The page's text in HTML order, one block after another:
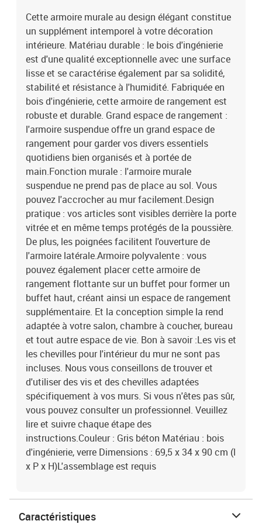
Cette armoire murale au design élégant constitue
un supplément intemporel à votre décoration
intérieure. Matériau durable : le bois d'ingénierie
est d'une qualité exceptionnelle avec une surface
lisse et se caractérise également par sa solidité,
stabilité et résistance à l'humidité. Fabriquée en
bois d'ingénierie, cette armoire de rangement est
robuste et durable. Grand espace de rangement :
l'armoire suspendue offre un grand espace de
rangement pour garder vos divers essentiels
quotidiens bien organisés et à portée de
main.Fonction murale : l'armoire murale
suspendue ne prend pas de place au sol. Vous
pouvez l'accrocher au mur facilement.Design
pratique : vos articles sont visibles derrière la porte
vitrée et en même temps protégés de la poussière.
De plus, les poignées facilitent l'ouverture de
l'armoire latérale.Armoire polyvalente : vous
pouvez également placer cette armoire de
rangement flottante sur un buffet pour former un
buffet haut, créant ainsi un espace de rangement
supplémentaire. Et la conception simple la rend
adaptée à votre salon, chambre à coucher, bureau
et tout autre espace de vie. Bon à savoir :Les vis et
les chevilles pour l'intérieur du mur ne sont pas
incluses. Nous vous conseillons de trouver et
d'utiliser des vis et des chevilles adaptées
spécifiquement à vos murs. Si vous n'êtes pas sûr,
vous pouvez consulter un professionnel. Veuillez
lire et suivre chaque étape des
instructions.Couleur : Gris béton Matériau : bois
d'ingénierie, verre Dimensions : 69,5 x 34 x 90 cm (l
x P x H)L'assemblage est requis
Caractéristiques